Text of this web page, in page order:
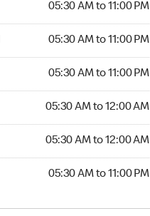
05:30 AM to 11:00 PM
05:30 AM to 11:00 PM
05:30 AM to 11:00 PM
05:30 AM to 12:00 AM
05:30 AM to 12:00 AM
05:30 AM to 11:00 PM